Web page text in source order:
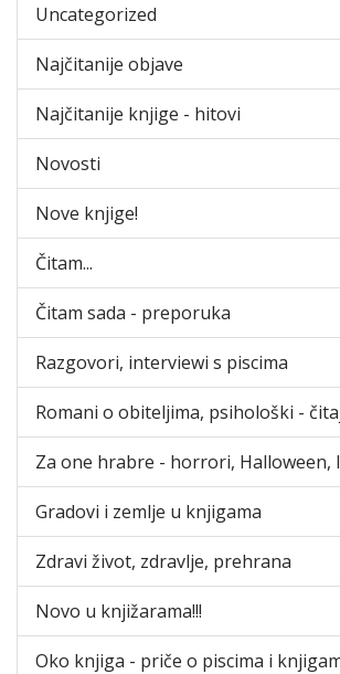
Uncategorized
Najčitanije objave
Najčitanije knjige - hitovi
Novosti
Nove knjige!
Čitam...
Čitam sada - preporuka
Razgovori, interviewi s piscima
Romani o obiteljima, psihološki -
Za one hrabre - horrori, Halloween,
Gradovi i zemlje u knjigama
Zdravi život, zdravlje, prehrana
Novo u knjižarama!!!
Oko knjiga - priče o piscima i